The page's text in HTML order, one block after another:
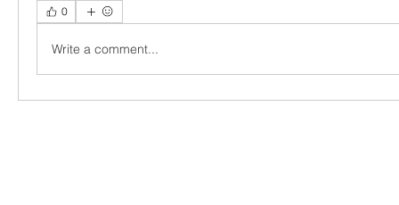
0
Write a comment...